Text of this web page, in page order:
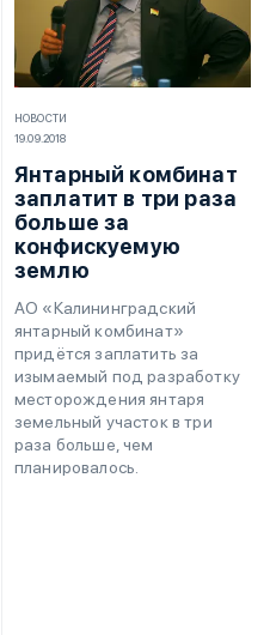
НОВОСТИ
19.09.2018
Янтарный комбинат
заплатит в три раза
больше за
конфискуемую
землю
АО «Калининградский
янтарный комбинат»
придётся заплатить за
изымаемый под разработку
месторождения янтаря
земельный участок в три
раза больше, чем
планировалось.